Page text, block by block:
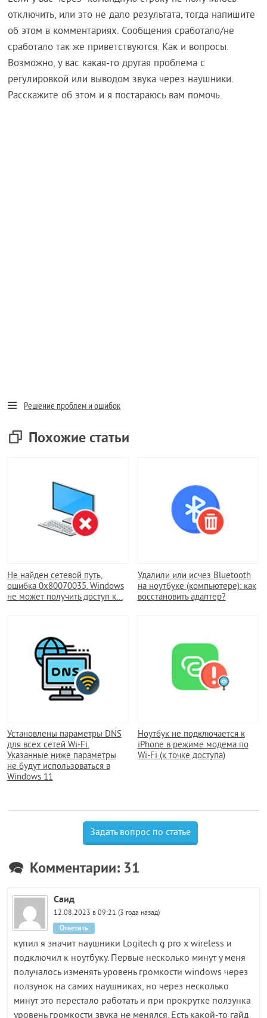
отключить, или это не дало результата, тогда напишите
об этом в комментариях. Сообщения сработало/не
сработало так же приветствуются. Как и вопросы.
Возможно, у вас какая-то другая проблема с
регулировкой или выводом звука через наушники.
Расскажите об этом и я постараюсь вам помочь.
Решение проблем и ошибок
Похожие статьи
Не найден сетевой путь,
ошибка 0x80070035. Windows
не может получить доступ к…
Удалили или исчез Bluetooth
на ноутбуке (компьютере): как
восстановить адаптер?
Установлены параметры DNS
для всех сетей Wi-Fi.
Указанные ниже параметры
не будут использоваться в
Windows 11
Ноутбук не подключается к
iPhone в режиме модема по
Wi-Fi (к точке доступа)
Задать вопрос по статье
Комментарии: 31
Саид
12.08.2023 в 09:21 (3 года назад)
купил я значит наушники Logitech g pro x wireless и
подключил к ноутбуку. Первые несколько минут у меня
получалось изменять уровень громкости windows через
ползунок на самих наушниках, но через несколько
минут это перестало работать и при прокрутке ползунка
Ответить